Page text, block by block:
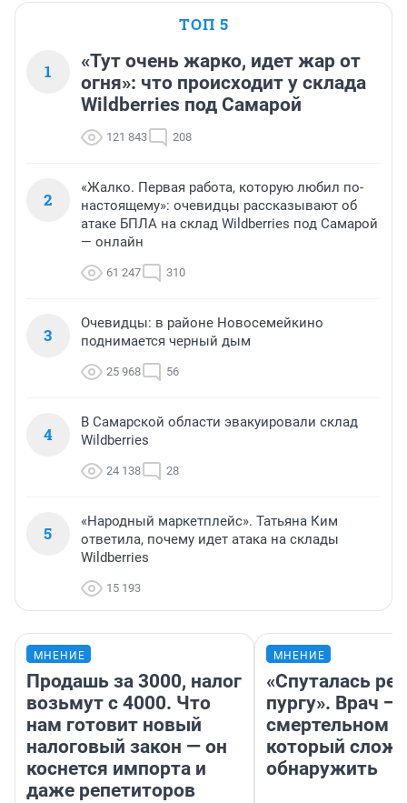
ТОП 5
1
«Тут очень жарко, идет жар от
огня»: что происходит у склада
Wildberries под Самарой
121 843 208
2
«Жалко. Первая работа, которую любил по-
настоящему»: очевидцы рассказывают об
атаке БПЛА на склад Wildberries под Самарой
— онлайн
61 247 310
3
Очевидцы: в районе Новосемейкино
поднимается черный дым
25 968 56
4
В Самарской области эвакуировали склад
Wildberries
24 138 28
5
«Народный маркетплейс». Татьяна Ким
ответила, почему идет атака на склады
Wildberries
15 193
МНЕНИЕ
Продашь за 3000, налог
возьмут с 4000. Что
нам готовит новый
налоговый закон — он
коснется импорта и
даже репетиторов
МНЕНИЕ
«Спуталась
пургу». Врач —
смертельном
который
обнаружить